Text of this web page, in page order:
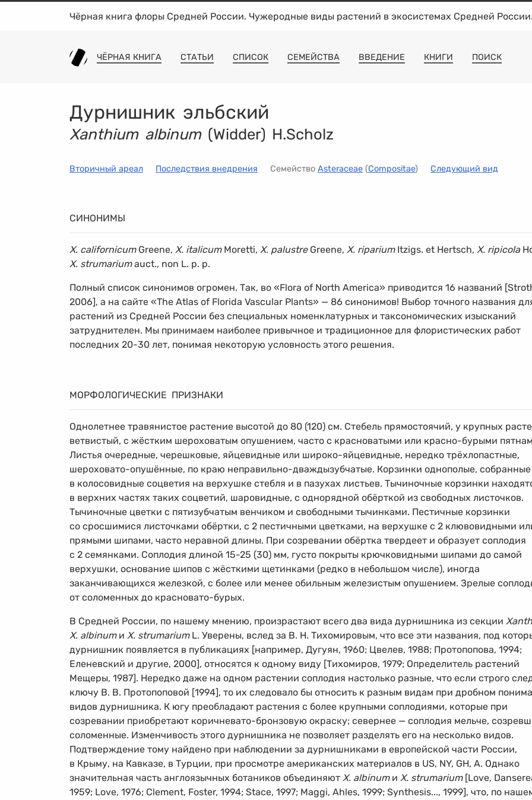
Чёрная книга флоры Средней России. Чужеродные виды растений в экосистемах Средней России.
ЧЁРНАЯ КНИГА СТАТЬИ СПИСОК СЕМЕЙСТВА ВВЕДЕНИЕ КНИГИ ПОИСК
Дурнишник эльбский
Xanthium albinum(Widder) H.Scholz
Вторичный ареал Последствия внедрения Семейство Asteraceae (Compositae) Следующий вид
СИНОНИМЫ
X. californicumGreene, X. italicumMoretti, X. palustreGreene, X. ripariumItzigs. et Hertsch, X. ripicola
X. strumariumauct., non L. p. p.
Полный список синонимов огромен. Так, во «Flora of North America» приводится 16 названий
2006], а на сайте «The Atlas of Florida Vascular Plants» — 86 синонимов! Выбор точного названия
растений из Средней России без специальных номенклатурных и таксономических изысканий
затруднителен. Мы принимаем наиболее привычное и традиционное для флористических работ
последних 20-30 лет, понимая некоторую условность этого решения.
МОРФОЛОГИЧЕСКИЕ ПРИЗНАКИ
Однолетнее травянистое растение высотой до 80 (120) см. Стебель прямостоячий, у крупных
ветвистый, с жёстким шероховатым опушением, часто с красноватыми или красно-бурыми
Листья очередные, черешковые, яйцевидные или широко-яйцевидные, нередко трёхлопастные,
шероховато-опушённые, по краю неправильно-дваждызубчатые. Корзинки однополые, собранные
в колосовидные соцветия на верхушке стебля и в пазухах листьев. Тычиночные корзинки
в верхних частях таких соцветий, шаровидные, с однорядной обёрткой из свободных листочков.
Тычиночные цветки с пятизубчатым венчиком и свободными тычинками. Пестичные корзинки
со сросшимися листочками обёртки, с 2 пестичными цветками, на верхушке с 2 клювовидными
прямыми шипами, часто неравной длины. При созревании обёртка твердеет и образует соплодия
с 2 семянками. Соплодия длиной 15-25 (30) мм, густо покрыты крючковидными шипами до самой
верхушки, основание шипов с жёсткими щетинками (редко в небольшом числе), иногда
заканчивающихся железкой, с более или менее обильным железистым опушением. Зрелые
от соломенных до красновато-бурых.
В Средней России, по нашему мнению, произрастают всего два вида дурнишника из секции
X. albinumи X. strumariumL. Уверены, вслед за В. Н. Тихомировым, что все эти названия, под
дурнишник появляется в публикациях [например, Дугуян, 1960; Цвелев, 1988; Протопопова, 1994;
Еленевский и другие, 2000], относятся к одному виду [Тихомиров, 1979; Определитель растений
Мещеры, 1987]. Нередко даже на одном растении соплодия настолько разные, что если строго
ключу В. В. Протопоповой [1994], то их следовало бы относить к разным видам при дробном
видов дурнишника. К югу преобладают растения с более крупными соплодиями, которые при
созревании приобретают коричневато-бронзовую окраску; севернее — соплодия мельче,
соломенные. Изменчивость этого дурнишника не позволяет разделять его на несколько видов.
Подтверждение тому найдено при наблюдении за дурнишниками в европейской части России,
в Крыму, на Кавказе, в Турции, при просмотре американских материалов в US, NY, GH, А. Однако
значительная часть англоязычных ботаников объединяют X. albinumи X. strumarium[Love,
1959; Love, 1976; Clement, Foster, 1994; Stace, 1997; Maggi, Ahles, 1999; Synthesis..., 1999], что, по